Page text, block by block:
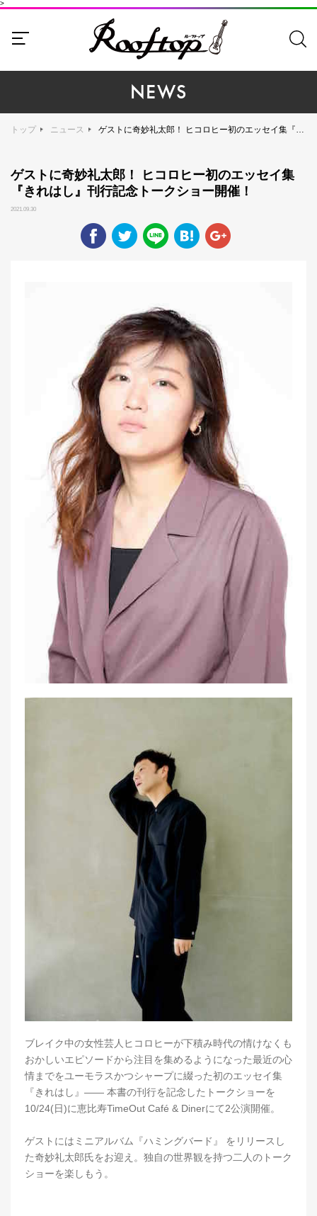
>
NEWS
トップ ニュース ゲストに奇妙礼太郎！ ヒコロヒー初のエッセイ集『きれはし』刊行記念トークショー開催！
ゲストに奇妙礼太郎！ ヒコロヒー初のエッセイ集
『きれはし』刊行記念トークショー開催！
2021.09.30
ブレイク中の女性芸人ヒコロヒーが下積み時代の情けなくも
おかしいエピソードから注目を集めるようになった最近の心
情までをユーモラスかつシャープに綴った初のエッセイ集
『きれはし』―― 本書の刊行を記念したトークショーを
10/24(日)に恵比寿TimeOut Café & Dinerにて2公演開催。
ゲストにはミニアルバム『ハミングバード』 をリリースし
た奇妙礼太郎氏をお迎え。独自の世界観を持つ二人のトーク
ショーを楽しもう。